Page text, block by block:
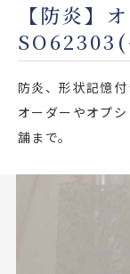
製品をさがす
店舗をさがす
私たちのこだわり
【防炎】
防炎、形状記憶
オーダーやオプ
舗まで。